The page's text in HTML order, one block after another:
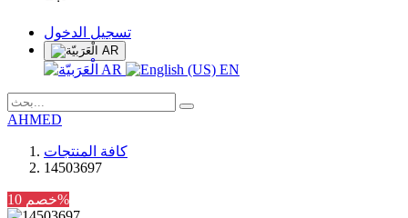
تسجيل الدخول
AR
AR EN
AHMED
كافة المنتجات
14503697
خصم 10%